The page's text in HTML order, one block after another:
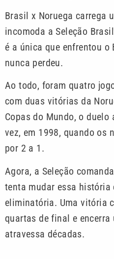
Brasil x Noruega carrega
incomoda a Seleção
é a única que enfrentou
nunca perdeu.
Ao todo, foram quatro
com duas vitórias da
Copas do Mundo, o duelo
vez, em 1998, quando os
por 2 a 1.
Agora, a Seleção
tenta mudar essa história
eliminatória. Uma vitória
quartas de final e encerra
atravessa décadas.